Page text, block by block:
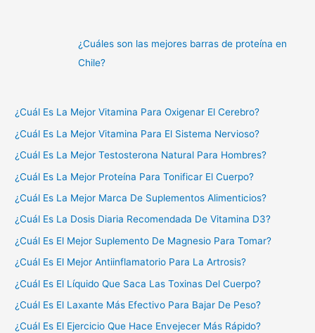
¿Cuáles son las mejores barras de proteína en
Chile?
¿Cuál Es La Mejor Vitamina Para Oxigenar El Cerebro?
¿Cuál Es La Mejor Vitamina Para El Sistema Nervioso?
¿Cuál Es La Mejor Testosterona Natural Para Hombres?
¿Cuál Es La Mejor Proteína Para Tonificar El Cuerpo?
¿Cuál Es La Mejor Marca De Suplementos Alimenticios?
¿Cuál Es La Dosis Diaria Recomendada De Vitamina D3?
¿Cuál Es El Mejor Suplemento De Magnesio Para Tomar?
¿Cuál Es El Mejor Antiinflamatorio Para La Artrosis?
¿Cuál Es El Líquido Que Saca Las Toxinas Del Cuerpo?
¿Cuál Es El Laxante Más Efectivo Para Bajar De Peso?
¿Cuál Es El Ejercicio Que Hace Envejecer Más Rápido?